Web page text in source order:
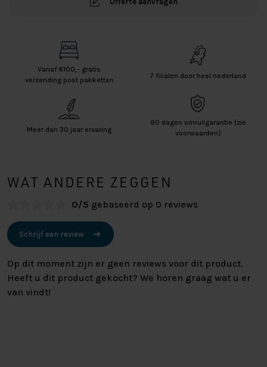
Vanaf €100,- gratis
verzending post pakketten
7 filialen door heel nederland
Meer dan 30 jaar ervaring
90 dagen omruilgarantie (zie
voorwaarden)
WAT ANDERE ZEGGEN
0/5 gebaseerd op 0 reviews
Schrijf een review
Op dit moment zijn er geen reviews voor dit product.
Heeft u dit product gekocht? We horen graag wat u er
van vindt!